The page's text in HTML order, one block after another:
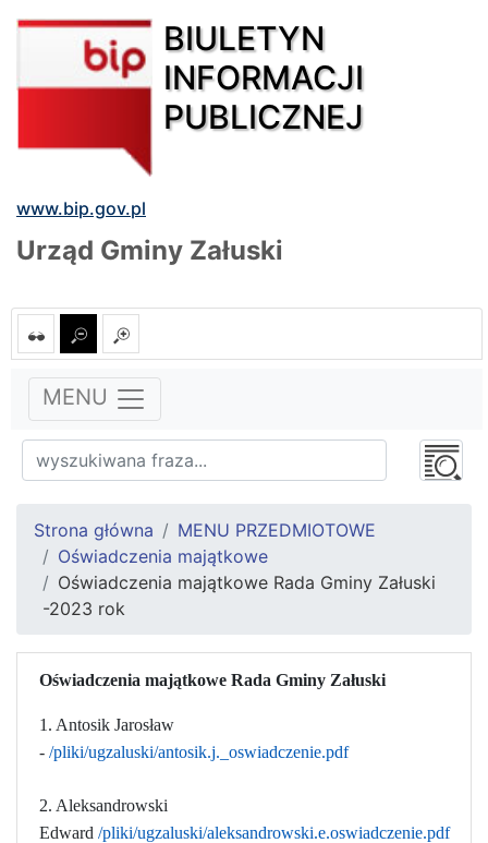
BIULETYN
INFORMACJI
PUBLICZNEJ
www.bip.gov.pl
Urząd Gminy Załuski
MENU
Strona główna
MENU PRZEDMIOTOWE
Oświadczenia majątkowe
Oświadczenia majątkowe Rada Gminy Załuski
-2023 rok
Oświadczenia majątkowe Rada Gminy Załuski
1. Antosik Jarosław
- /pliki/ugzaluski/antosik.j._oswiadczenie.pdf
2. Aleksandrowski
Edward /pliki/ugzaluski/aleksandrowski.e.oswiadczenie.pdf